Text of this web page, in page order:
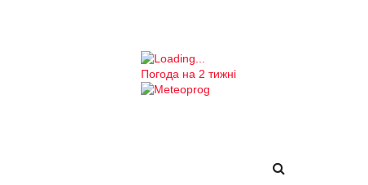
Погода на 2 тижні